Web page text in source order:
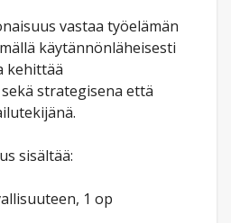
vastaa työelämän
käytännönläheisesti
kehittää
strategisena että
sisältää:
1 op